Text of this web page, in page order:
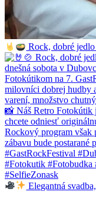
Rock, dobré jedlo
Elegantná